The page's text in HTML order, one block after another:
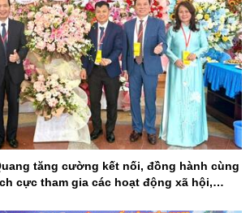
tăng cường kết nối, đồng hành cùng
cực tham gia các hoạt động xã hội,